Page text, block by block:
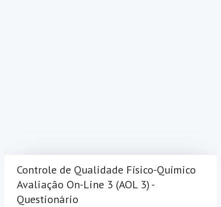
Controle de Qualidade Físico-Químico
Avaliação On-Line 3 (AOL 3) -
Questionário